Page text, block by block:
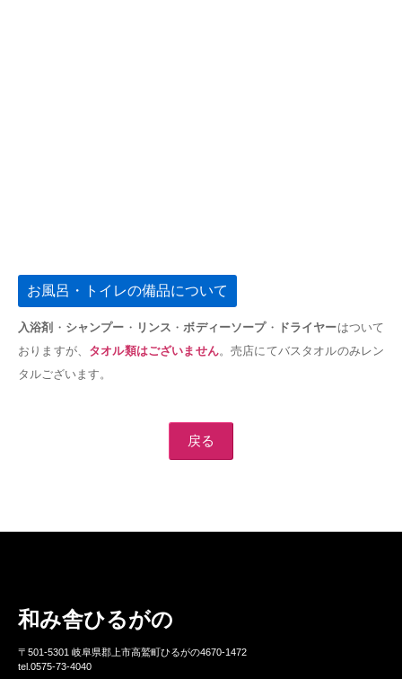
お風呂・トイレの備品について
入浴剤 ・ シャンプー ・ リンス ・ ボディーソープ・ ドライヤーはついて
おりますが、 タオル類はございません。売店にてバスタオルのみレン
タルございます。
戻る
和み舎ひるがの
〒501-5301 岐阜県郡上市高鷲町ひるがの4670-1472
tel.0575-73-4040